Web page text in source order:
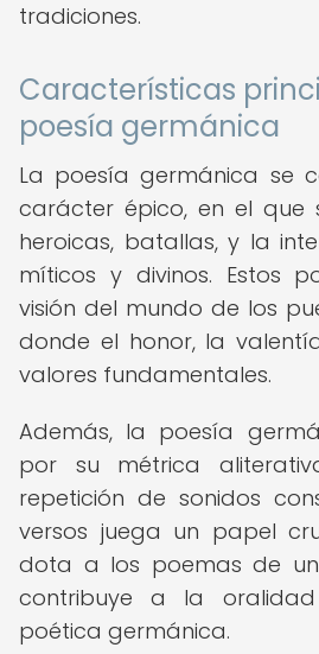
tradiciones.
Características
poesía germánica
La poesía germánica se
carácter épico, en el que
heroicas, batallas, y la
míticos y divinos. Estos
visión del mundo de los
donde el honor, la
valores fundamentales.
Además, la poesía
por su métrica
repetición de sonidos
versos juega un papel
dota a los poemas de
contribuye a la
poética germánica.